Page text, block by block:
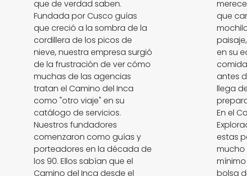
que de verdad saben.
Fundada por Cusco guías
que creció a la sombra de la
cordillera de los picos de
nieve, nuestra empresa surgió
de la frustración de ver cómo
muchas de las agencias
tratan el Camino del Inca
como "otro viaje" en su
catálogo de servicios.
Nuestros fundadores
comenzaron como guías y
porteadores en la década de
los 90. Ellos sabían que el
Camino del Inca desde el
que
en su
antes
llega
En el
estas
mucho
bolsa